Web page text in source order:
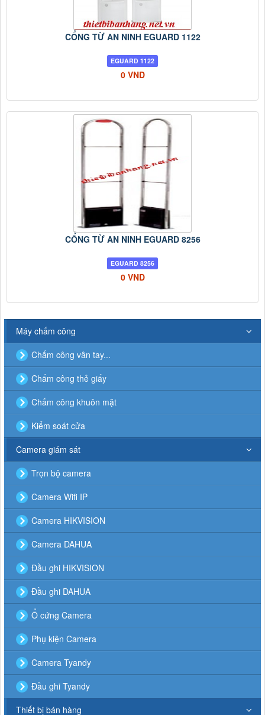
CỔNG TỪ AN NINH EGUARD 1122
EGUARD 1122
0 VND
CỔNG TỪ AN NINH EGUARD 8256
EGUARD 8256
0 VND
Máy chấm công
Chấm công vân tay...
Chấm công thẻ giấy
Chấm công khuôn mặt
Kiểm soát cửa
Camera giám sát
Trọn bộ camera
Camera Wifi IP
Camera HIKVISION
Camera DAHUA
Đầu ghi HIKVISION
Đầu ghi DAHUA
Ổ cứng Camera
Phụ kiện Camera
Camera Tyandy
Đầu ghi Tyandy
Thiết bị bán hàng